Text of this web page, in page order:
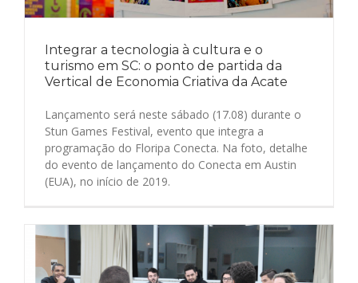
Integrar a tecnologia à cultura e o
turismo em SC: o ponto de partida da
Vertical de Economia Criativa da Acate
Lançamento será neste sábado (17.08) durante o
Stun Games Festival, evento que integra a
programação do Floripa Conecta. Na foto, detalhe
do evento de lançamento do Conecta em Austin
(EUA), no início de 2019.